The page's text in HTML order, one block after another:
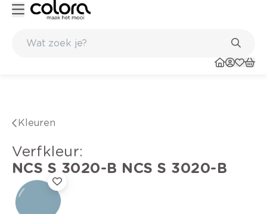
Kleuren
verfkleur:
NCS S 3020-B NCS S 3020-B